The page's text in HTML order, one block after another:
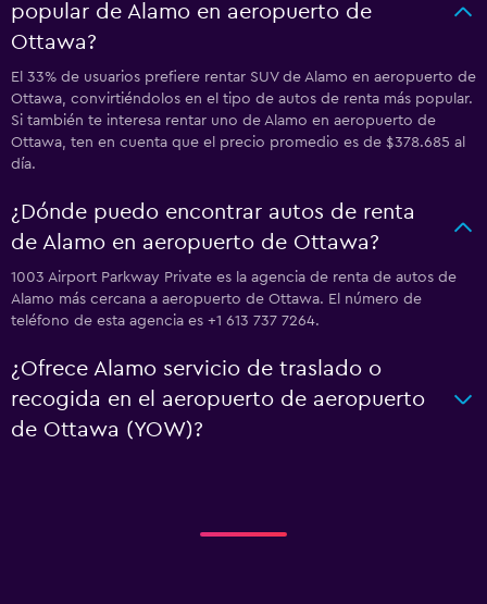
popular de Alamo en aeropuerto de
Ottawa?
El 33% de usuarios prefiere rentar SUV de Alamo en aeropuerto de
Ottawa, convirtiéndolos en el tipo de autos de renta más popular.
Si también te interesa rentar uno de Alamo en aeropuerto de
Ottawa, ten en cuenta que el precio promedio es de $378.685 al
día.
¿Dónde puedo encontrar autos de renta
de Alamo en aeropuerto de Ottawa?
1003 Airport Parkway Private es la agencia de renta de autos de
Alamo más cercana a aeropuerto de Ottawa. El número de
teléfono de esta agencia es +1 613 737 7264.
¿Ofrece Alamo servicio de traslado o
recogida en el aeropuerto de aeropuerto
de Ottawa (YOW)?